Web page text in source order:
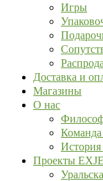
Игры
Доставка и
Магазины
О нас
Проекты EXJE